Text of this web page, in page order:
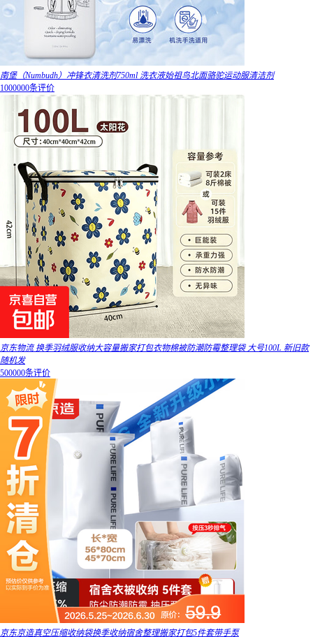
南堡（Numbudh）冲锋衣清洗剂750ml 洗衣液始祖鸟北面骆驼运动服清洁剂
1000000条评价
京东物流 换季羽绒服收纳大容量搬家打包衣物棉被防潮防霉整理袋 大号100L 新旧款
随机发
500000条评价
京东京造真空压缩收纳袋换季收纳宿舍整理搬家打包5件套带手泵